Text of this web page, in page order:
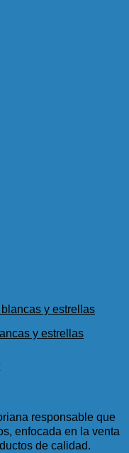
y estrellas
responsable que
enfocada en la venta
de calidad.